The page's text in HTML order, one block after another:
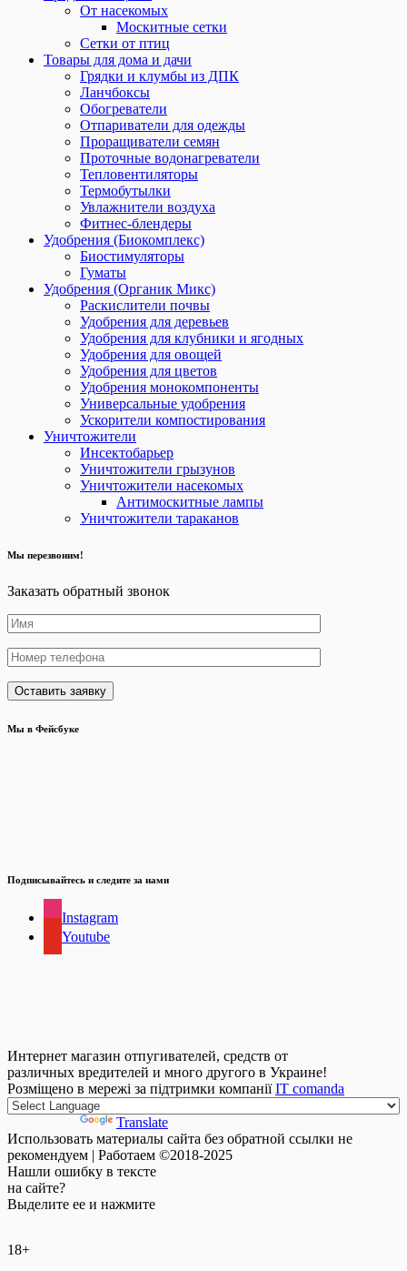
От насекомых
Москитные сетки
Сетки от птиц
Товары для дома и дачи
Грядки и клумбы из ДПК
Ланчбоксы
Обогреватели
Отпариватели для одежды
Проращиватели семян
Проточные водонагреватели
Тепловентиляторы
Термобутылки
Увлажнители воздуха
Фитнес-блендеры
Удобрения (Биокомплекс)
Биостимуляторы
Гуматы
Удобрения (Органик Микс)
Раскислители почвы
Удобрения для деревьев
Удобрения для клубники и ягодных
Удобрения для овощей
Удобрения для цветов
Удобрения монокомпоненты
Универсальные удобрения
Ускорители компостирования
Уничтожители
Инсектобарьер
Уничтожители грызунов
Уничтожители насекомых
Антимоскитные лампы
Уничтожители тараканов
Мы перезвоним!
Заказать обратный звонок
Мы в Фейсбуке
Подписывайтесь и следите за нами
Instagram
Youtube
Интернет магазин отпугивателей, средств от
различных вредителей и много другого в Украине!
Розміщено в мережі за підтримки компаніїIT comanda
Translate
Использовать материалы сайта без обратной ссылки не
рекомендуем | Работаем ©2018-2025
Нашли ошибку в тексте
на сайте?
Выделите ее и нажмите
18+